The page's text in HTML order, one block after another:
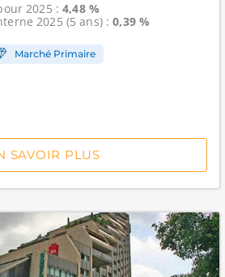
2025 :4,48 %
2025 (5 ans) :0,39 %
Marché Primaire
SAVOIR PLUS